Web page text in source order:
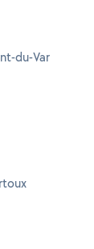
du-Var